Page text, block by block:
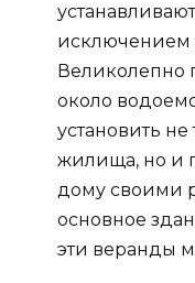
исключением
Великолепно
около
установить не
жилища, но и
дому своими
основное
эти веранды